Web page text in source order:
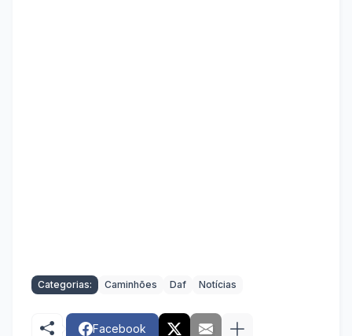
Categorias: Caminhões Daf Notícias
Facebook